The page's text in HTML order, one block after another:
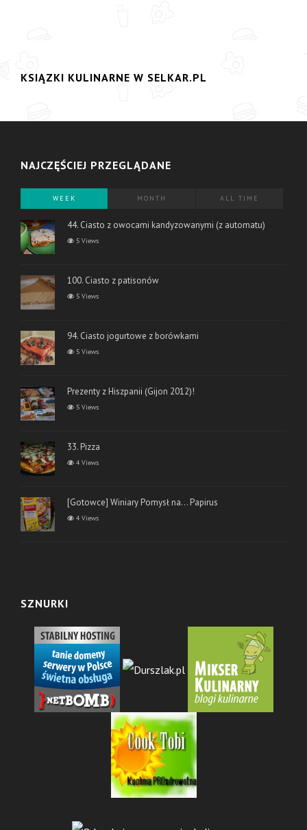
KSIĄZKI KULINARNE W SELKAR.PL
NAJCZĘŚCIEJ PRZEGLĄDANE
WEEK MONTH ALL TIME
44. Ciasto z owocami kandyzowanymi (z automatu)
5 Views
100. Ciasto z patisonów
5 Views
94. Ciasto jogurtowe z borówkami
5 Views
Prezenty z Hiszpanii (Gijon 2012)!
5 Views
33. Pizza
4 Views
[Gotowce] Winiary Pomysł na… Papirus
4 Views
SZNURKI